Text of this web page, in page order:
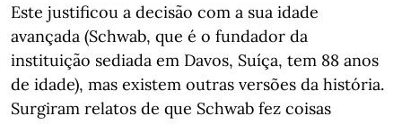
Este justificou a decisão com a sua idade
avançada (Schwab, que é o fundador da
instituição sediada em Davos, Suíça, tem 88 anos
de idade), mas existem outras versões da história.
Surgiram relatos de que Schwab fez coisas